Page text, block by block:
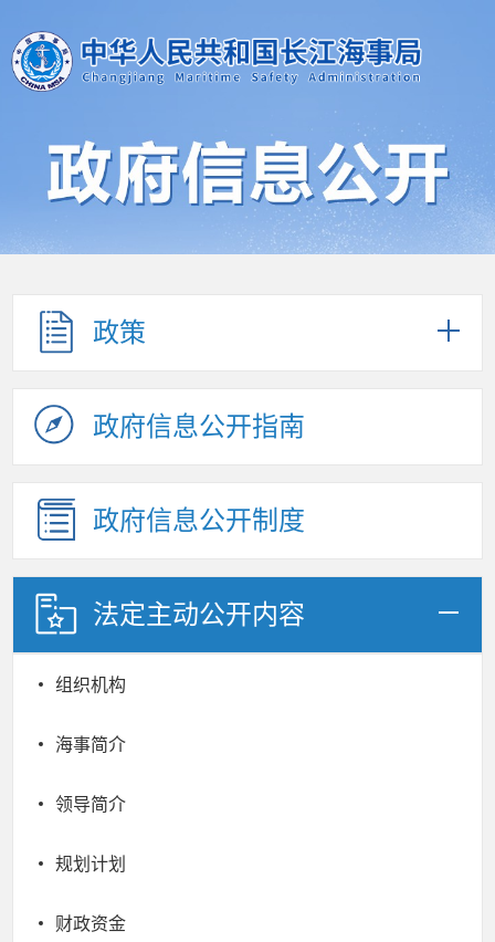
政策
政府信息公开指南
政府信息公开制度
法定主动公开内容
组织机构
海事简介
领导简介
规划计划
财政资金